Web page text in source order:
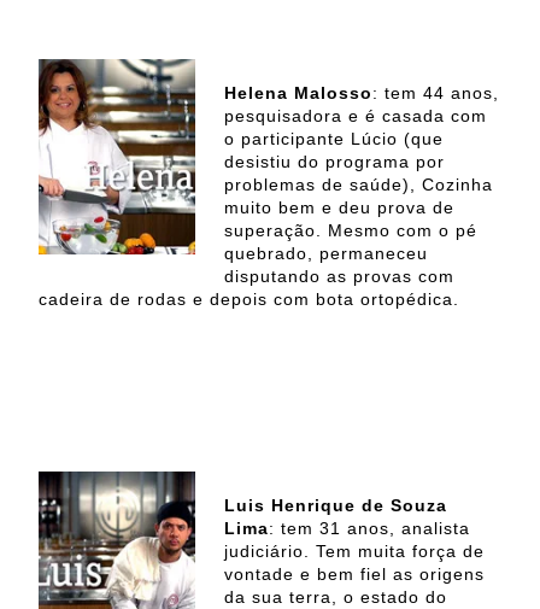
Helena Malosso: tem 44 anos,
pesquisadora e é casada com
o participante Lúcio (que
desistiu do programa por
problemas de saúde), Cozinha
muito bem e deu prova de
superação. Mesmo com o pé
quebrado, permaneceu
disputando as provas com
cadeira de rodas e depois com bota ortopédica.
Luis Henrique de Souza
Lima: tem 31 anos, analista
judiciário. Tem muita força de
vontade e bem fiel as origens
da sua terra, o estado do